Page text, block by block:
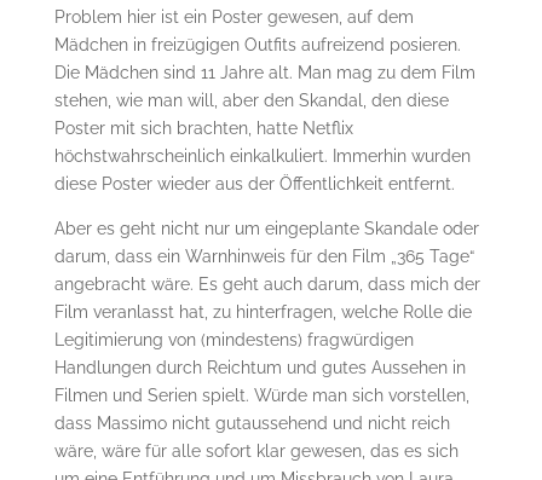
Problem hier ist ein Poster gewesen, auf dem
Mädchen in freizügigen Outfits aufreizend posieren.
Die Mädchen sind 11 Jahre alt. Man mag zu dem Film
stehen, wie man will, aber den Skandal, den diese
Poster mit sich brachten, hatte Netflix
höchstwahrscheinlich einkalkuliert. Immerhin wurden
diese Poster wieder aus der Öffentlichkeit entfernt.
Aber es geht nicht nur um eingeplante Skandale oder
darum, dass ein Warnhinweis für den Film „365 Tage“
angebracht wäre. Es geht auch darum, dass mich der
Film veranlasst hat, zu hinterfragen, welche Rolle die
Legitimierung von (mindestens) fragwürdigen
Handlungen durch Reichtum und gutes Aussehen in
Filmen und Serien spielt. Würde man sich vorstellen,
dass Massimo nicht gutaussehend und nicht reich
wäre, wäre für alle sofort klar gewesen, das es sich